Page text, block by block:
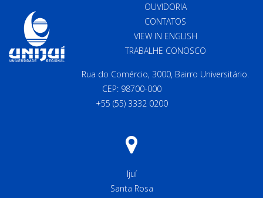
OUVIDORIA
CONTATOS
VIEW IN ENGLISH
TRABALHE CONOSCO
Rua do Comércio, 3000, Bairro Universitário.
CEP: 98700-000
+55 (55) 3332 0200
Ijuí
Santa Rosa